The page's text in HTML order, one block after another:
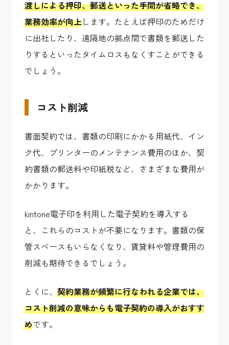
渡しによる押印、郵送といった手間が省略でき、
業務効率が向上します。たとえば押印のためだけ
に出社したり、遠隔地の拠点間で書類を郵送した
りするといったタイムロスもなくすことができる
でしょう。
コスト削減
書面契約では、書類の印刷にかかる用紙代、イン
ク代、プリンターのメンテナンス費用のほか、契
約書類の郵送料や印紙税など、さまざまな費用が
かかります。
kintone電子印を利用した電子契約を導入する
と、これらのコストが不要になります。書類の保
管スペースもいらなくなり、賃貸料や管理費用の
削減も期待できるでしょう。
とくに、 契約業務が頻繁に行なわれる企業では、
コスト削減の意味からも電子契約の導入がおすす
めです。